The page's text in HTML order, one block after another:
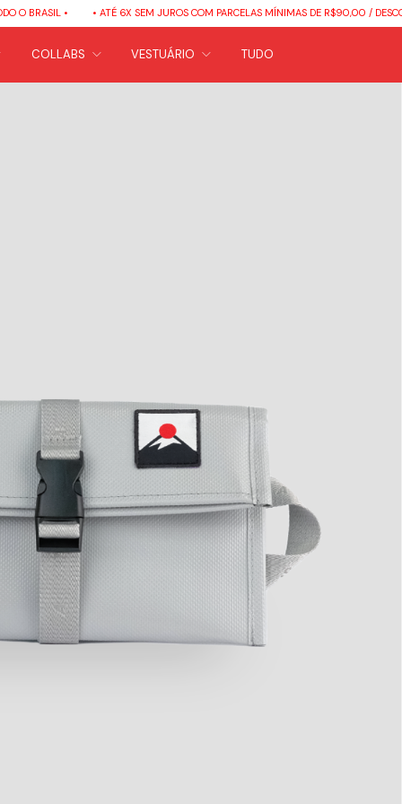
• • ATÉ 6X SEM JUROS COM PARCELAS MÍNIMAS DE R$90,00 / DESCONTO
COLLABS VESTUÁRIO TUDO